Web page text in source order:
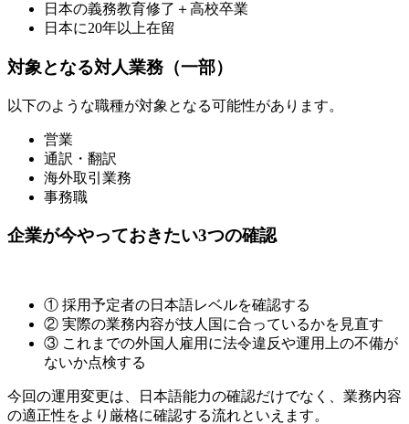
日本の義務教育修了＋高校卒業
日本に20年以上在留
対象となる対人業務（一部）
以下のような職種が対象となる可能性があります。
営業
通訳・翻訳
海外取引業務
事務職
企業が今やっておきたい3つの確認
① 採用予定者の日本語レベルを確認する
② 実際の業務内容が技人国に合っているかを見直す
③ これまでの外国人雇用に法令違反や運用上の不備が
ないか点検する
今回の運用変更は、日本語能力の確認だけでなく、業務内容
の適正性をより厳格に確認する流れといえます。